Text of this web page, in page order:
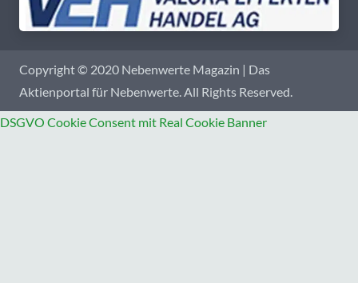
Copyright © 2020 Nebenwerte Magazin | Das
Aktienportal für Nebenwerte. All Rights Reserved.
DSGVO Cookie Consent mit Real Cookie Banner